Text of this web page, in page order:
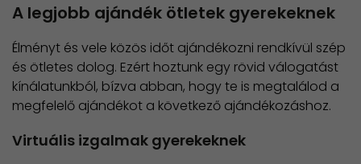
A legjobb ajándék ötletek gyerekeknek
Élményt és vele közös időt ajándékozni rendkívül szép
és ötletes dolog. Ezért hoztunk egy rövid válogatást
kínálatunkból, bízva abban, hogy te is megtalálod a
megfelelő ajándékot a következő ajándékozáshoz.
Virtuális izgalmak gyerekeknek